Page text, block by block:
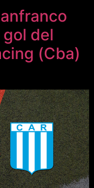
gol del
(Cba)